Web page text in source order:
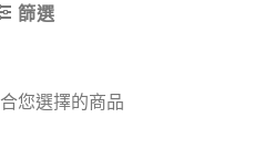
篩選
您選擇的商品